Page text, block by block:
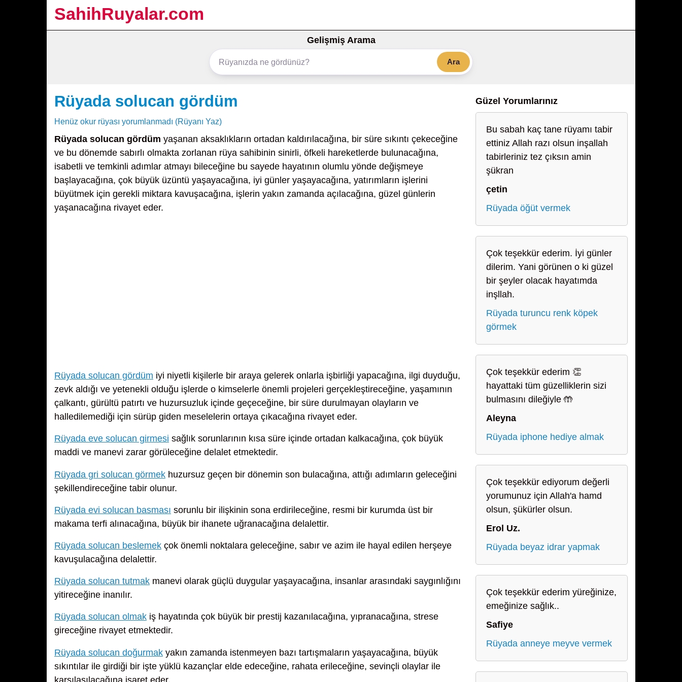
SahihRuyalar.com
Gelişmiş Arama
Ara
Rüyada solucan gördüm
Henüz okur rüyası yorumlanmadı (Rüyanı Yaz)
Rüyada solucan gördüm yaşanan aksaklıkların ortadan kaldırılacağına, bir süre sıkıntı çekeceğine
ve bu dönemde sabırlı olmakta zorlanan rüya sahibinin sinirli, öfkeli hareketlerde bulunacağına,
isabetli ve temkinli adımlar atmayı bileceğine bu sayede hayatının olumlu yönde değişmeye
başlayacağına, çok büyük üzüntü yaşayacağına, iyi günler yaşayacağına, yatırımların işlerini
büyütmek için gerekli miktara kavuşacağına, işlerin yakın zamanda açılacağına, güzel günlerin
yaşanacağına rivayet eder.
Rüyada solucan gördüm iyi niyetli kişilerle bir araya gelerek onlarla işbirliği yapacağına, ilgi duyduğu,
zevk aldığı ve yetenekli olduğu işlerde o kimselerle önemli projeleri gerçekleştireceğine, yaşamının
çalkantı, gürültü patırtı ve huzursuzluk içinde geçeceğine, bir süre durulmayan olayların ve
halledilemediği için sürüp giden meselelerin ortaya çıkacağına rivayet eder.
Rüyada eve solucan girmesi sağlık sorunlarının kısa süre içinde ortadan kalkacağına, çok büyük
maddi ve manevi zarar görüleceğine delalet etmektedir.
Rüyada gri solucan görmek huzursuz geçen bir dönemin son bulacağına, attığı adımların geleceğini
şekillendireceğine tabir olunur.
Rüyada evi solucan basması sorunlu bir ilişkinin sona erdirileceğine, resmi bir kurumda üst bir
makama terfi alınacağına, büyük bir ihanete uğranacağına delalettir.
Rüyada solucan beslemek çok önemli noktalara geleceğine, sabır ve azim ile hayal edilen herşeye
kavuşulacağına delalettir.
Rüyada solucan tutmak manevi olarak güçlü duygular yaşayacağına, insanlar arasındaki saygınlığını
yitireceğine inanılır.
Rüyada solucan olmak iş hayatında çok büyük bir prestij kazanılacağına, yıpranacağına, strese
gireceğine rivayet etmektedir.
Rüyada solucan doğurmak yakın zamanda istenmeyen bazı tartışmaların yaşayacağına, büyük
sıkıntılar ile girdiği bir işte yüklü kazançlar elde edeceğine, rahata erileceğine, sevinçli olaylar ile
karşılaşılacağına işaret eder.
Güzel Yorumlarınız
Bu sabah kaç tane rüyamı tabir
ettiniz Allah razı olsun inşallah
tabirleriniz tez çıksın amin
şükran
çetin
Rüyada öğüt vermek
Çok teşekkür ederim. İyi günler
dilerim. Yani görünen o ki güzel
bir şeyler olacak hayatımda
inşllah.
Rüyada turuncu renk köpek
görmek
Çok teşekkür ederim 👏
hayattaki tüm güzelliklerin sizi
bulmasını dileğiyle 🤲
Aleyna
Rüyada iphone hediye almak
Çok teşekkür ediyorum değerli
yorumunuz için Allah'a hamd
olsun, şükürler olsun.
Erol Uz.
Rüyada beyaz idrar yapmak
Çok teşekkür ederim yüreğinize,
emeğinize sağlık..
Safiye
Rüyada anneye meyve vermek